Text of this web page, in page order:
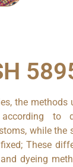
the methods
to
while the
These
dyeing